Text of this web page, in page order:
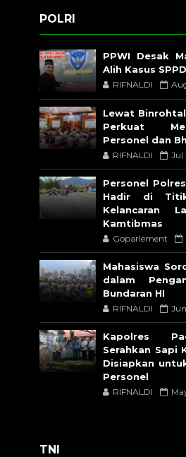
POLRI
PPWI Desak
Alih Kasus
RIFNALDI
Lewat
Perkuat
Personel dan
RIFNALDI Jul
Personel
Hadir di
Kelancaran
Kamtibmas
Goparlement
Mahasiswa
dalam
Bundaran HI
RIFNALDI
Kapolres
Serahkan Sapi
Disiapkan
Personel
RIFNALDI
TNI